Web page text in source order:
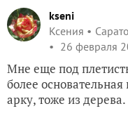
kseni
Ксения
26 февраля
Мне еще под
более
арку, тоже из дерева.